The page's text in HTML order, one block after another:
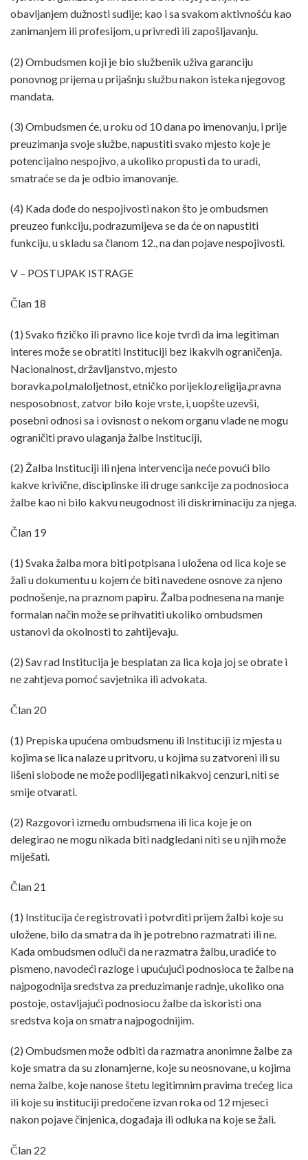
obavljanjem dužnosti sudije; kao i sa svakom aktivnošću kao
zanimanjem ili profesijom, u privredi ili zapošljavanju.
(2) Ombudsmen koji je bio službenik uživa garanciju
ponovnog prijema u prijašnju službu nakon isteka njegovog
mandata.
(3) Ombudsmen će, u roku od 10 dana po imenovanju, i prije
preuzimanja svoje službe, napustiti svako mjesto koje je
potencijalno nespojivo, a ukoliko propusti da to uradi,
smatraće se da je odbio imanovanje.
(4) Kada dođe do nespojivosti nakon što je ombudsmen
preuzeo funkciju, podrazumijeva se da će on napustiti
funkciju, u skladu sa članom 12., na dan pojave nespojivosti.
V – POSTUPAK ISTRAGE
Član 18
(1) Svako fizičko ili pravno lice koje tvrdi da ima legitiman
interes može se obratiti Instituciji bez ikakvih ograničenja.
Nacionalnost, državljanstvo, mjesto
boravka,pol,maloljetnost, etničko porijeklo,religija,pravna
nesposobnost, zatvor bilo koje vrste, i, uopšte uzevši,
posebni odnosi sa i ovisnost o nekom organu vlade ne mogu
ograničiti pravo ulaganja žalbe Instituciji,
(2) Žalba Instituciji ili njena intervencija neće povući bilo
kakve krivične, disciplinske ili druge sankcije za podnosioca
žalbe kao ni bilo kakvu neugodnost ili diskriminaciju za njega.
Član 19
(1) Svaka žalba mora biti potpisana i uložena od lica koje se
žali u dokumentu u kojem će biti navedene osnove za njeno
podnošenje, na praznom papiru. Žalba podnesena na manje
formalan način može se prihvatiti ukoliko ombudsmen
ustanovi da okolnosti to zahtijevaju.
(2) Sav rad Institucija je besplatan za lica koja joj se obrate i
ne zahtjeva pomoć savjetnika ili advokata.
Član 20
(1) Prepiska upućena ombudsmenu ili Instituciji iz mjesta u
kojima se lica nalaze u pritvoru, u kojima su zatvoreni ili su
lišeni slobode ne može podlijegati nikakvoj cenzuri, niti se
smije otvarati.
(2) Razgovori između ombudsmena ili lica koje je on
delegirao ne mogu nikada biti nadgledani niti se u njih može
miješati.
Član 21
(1) Institucija će registrovati i potvrditi prijem žalbi koje su
uložene, bilo da smatra da ih je potrebno razmatrati ili ne.
Kada ombudsmen odluči da ne razmatra žalbu, uradiće to
pismeno, navodeći razloge i upućujući podnosioca te žalbe na
najpogodnija sredstva za preduzimanje radnje, ukoliko ona
postoje, ostavljajući podnosiocu žalbe da iskoristi ona
sredstva koja on smatra najpogodnijim.
(2) Ombudsmen može odbiti da razmatra anonimne žalbe za
koje smatra da su zlonamjerne, koje su neosnovane, u kojima
nema žalbe, koje nanose štetu legitimnim pravima trećeg lica
ili koje su instituciji predočene izvan roka od 12 mjeseci
nakon pojave činjenica, događaja ili odluka na koje se žali.
Član 22